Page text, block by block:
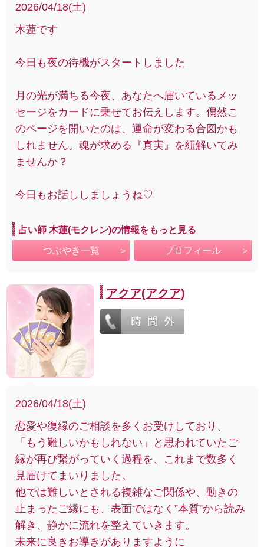
2026/04/18(土)
木蓮です
今日も夜の待機がスタートしました
月の光が満ちる今夜、あなたへ届いているメッ
セージをカードに乗せてお伝えします。偶然こ
のページを開いたのは、運命が変わる合図かも
しれません。魂が求める『真実』を紐解いてみ
ませんか？
今日もお話ししましょうね♡
占い師 木蓮(モクレン)の情報をもっと見る
つぶやき一覧 プロフィール
アクア(アクア)
2026/04/18(土)
恋愛や復縁のご相談を多くお受けしており、
「もう難しいかもしれない」と思われていたご
縁が再び繋がっていく過程を、これまで数多く
見届けてまいりました。
他では難しいとされる複雑なご関係や、動きの
止まったご縁にも、表面ではなく”本質”から読み
解き、静かに流れを整えていきます。
未来に良きお導きがありますように